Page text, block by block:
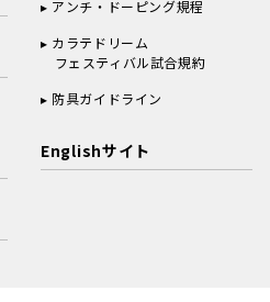
アンチ・ドーピング規程
カラテドリーム
フェスティバル試合規約
防具ガイドライン
Englishサイト